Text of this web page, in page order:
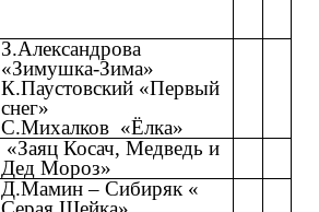
З.Александрова
«Зимушка-Зима»
К.Паустовский «Первый
снег»
С.Михалков «Ёлка»
«Заяц Косач, Медведь и
Дед Мороз»
Д.Мамин – Сибиряк «